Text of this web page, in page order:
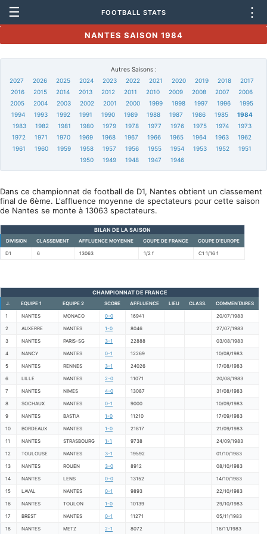
☰ FOOTBALL STATS ⋮
NANTES SAISON 1984
Autres Saisons :
2027
2026 2025 2024 2023 2022 2021 2020 2019 2018
2017
2016
2015 2014 2013 2012 2011 2010 2009 2008 2007
2006
2005
2004 2003 2002 2001 2000 1999 1998 1997 1996
1995
1994
1993 1992 1991 1990 1989 1988 1987 1986 1985
1984
1983
1982 1981 1980 1979 1978 1977 1976 1975 1974
1973
1972
1971 1970 1969 1968 1967 1966 1965 1964 1963
1962
1961
1960 1959 1958 1957 1956 1955 1954 1953 1952
1951
1950
1949 1948 1947 1946
Dans ce championnat de football de D1, Nantes obtient un classement
final de 6ème. L'affluence moyenne de spectateurs pour cette saison
de Nantes se monte à 13063 spectateurs.
BILAN DE LA SAISON
DIVISION CLASSEMENT AFFLUENCE MOYENNE COUPE DE FRANCE COUPE D'EUROPE
D1 6 13063 1/2 f C1 1/16 f
CHAMPIONNAT DE FRANCE
J. EQUIPE 1 EQUIPE 2 SCORE AFFLUENCE LIEU CLASS. COMMENTAIRES
1 NANTES MONACO 0-0 16941 20/07/1983
2 AUXERRE NANTES 1-0 8046 27/07/1983
3 NANTES PARIS-SG 3-1 22888 03/08/1983
4 NANCY NANTES 0-1 12269 10/08/1983
5 NANTES RENNES 3-1 24026 17/08/1983
6 LILLE NANTES 2-0 11071 20/08/1983
7 NANTES NIMES 4-0 13087 31/08/1983
8 SOCHAUX NANTES 0-1 9000 10/09/1983
9 NANTES BASTIA 1-0 11210 17/09/1983
10 BORDEAUX NANTES 1-0 21817 21/09/1983
11 NANTES STRASBOURG 1-1 9738 24/09/1983
12 TOULOUSE NANTES 3-1 19592 01/10/1983
13 NANTES ROUEN 3-0 8912 08/10/1983
14 NANTES LENS 0-0 13152 14/10/1983
15 LAVAL NANTES 0-1 9893 22/10/1983
16 NANTES TOULON 1-0 10139 29/10/1983
17 BREST NANTES 0-1 11271 05/11/1983
18 NANTES METZ 2-1 8072 16/11/1983